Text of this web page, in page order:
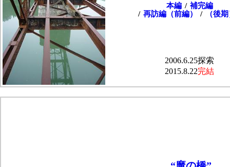
本編 / 補完編
/ 再訪編（前編） / （後
2006.6.25探索
2015.8.22完結